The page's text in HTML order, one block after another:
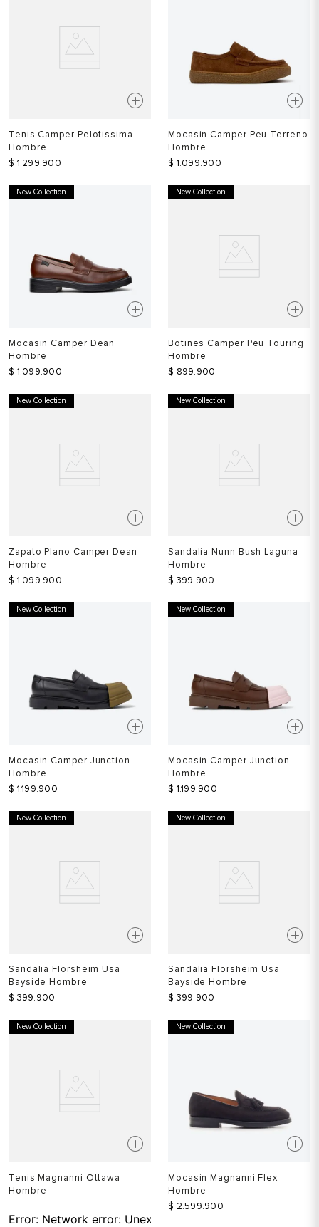
Tenis Camper Pelotissima
Hombre
$ 1.299.900
Mocasin Camper Peu Terreno
Hombre
$ 1.099.900
New Collection
Mocasin Camper Dean
Hombre
$ 1.099.900
New Collection
Botines Camper Peu Touring
Hombre
$ 899.900
New Collection
Zapato Plano Camper Dean
Hombre
$ 1.099.900
New Collection
Sandalia Nunn Bush Laguna
Hombre
$ 399.900
New Collection
Mocasin Camper Junction
Hombre
$ 1.199.900
New Collection
Mocasin Camper Junction
Hombre
$ 1.199.900
New Collection
Sandalia Florsheim Usa
Bayside Hombre
$ 399.900
New Collection
Sandalia Florsheim Usa
Bayside Hombre
$ 399.900
New Collection
Tenis Magnanni Ottawa
Hombre
Error: Network error: Unexpected token T in JSON at
New Collection
Mocasin Magnanni Flex
Hombre
$ 2.599.900